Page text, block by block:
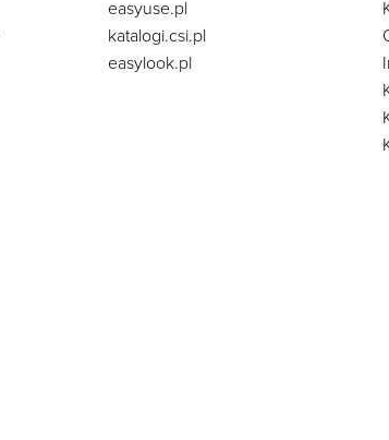
easyuse.pl
katalogi.csi.pl
easylook.pl